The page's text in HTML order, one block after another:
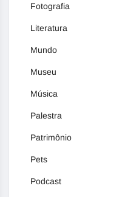
Fotografia
Literatura
Mundo
Museu
Música
Palestra
Patrimônio
Pets
Podcast